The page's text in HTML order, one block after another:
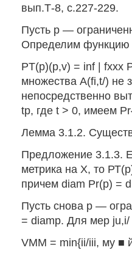
вып.Т-8, с.227-229.
Пусть р —
Определим функцию
PT(p)(p,v) = inf | fxxx
множества A(fi,t/) не
непосредственно
tp, где t > 0, имеем
Лемма 3.1.2.
Предложение 3.1.3.
метрика на X, то
причем diam Pr(p) =
Пусть снова р —
= diamр. Для мер
VMM = min{ii/iii, му ■